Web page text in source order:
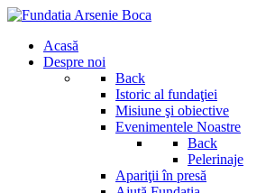
Acasă
Despre noi
Back
Istoric al fundaţiei
Misiune şi obiective
Evenimentele Noastre
Back
Pelerinaje
Apariţii în presă